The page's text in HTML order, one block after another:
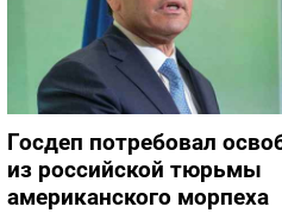
Госдеп потребовал
из российской тюрьмы
американского морпеха